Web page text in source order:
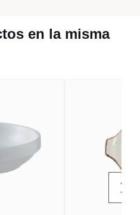
en la misma